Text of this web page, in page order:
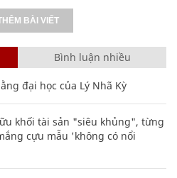
BÀI VIẾT
Bình luận nhiều
đại học của Lý Nhã Kỳ
khối tài sản "siêu khủng", từng
cựu mẫu 'không có nổi